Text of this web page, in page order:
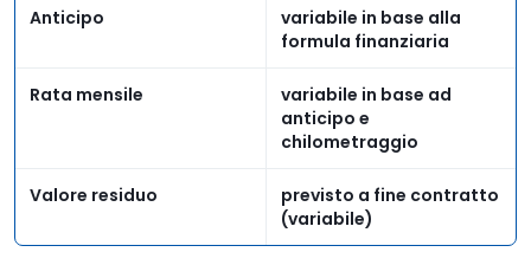
Anticipo
variabile in base alla
formula finanziaria
Rata mensile
variabile in base ad
anticipo e
chilometraggio
Valore residuo
previsto a fine contratto
(variabile)